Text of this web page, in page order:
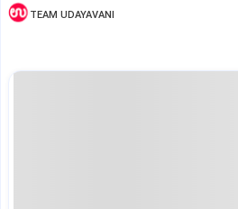
TEAM UDAYAVANI